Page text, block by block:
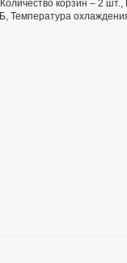
корзин – 2
Температура